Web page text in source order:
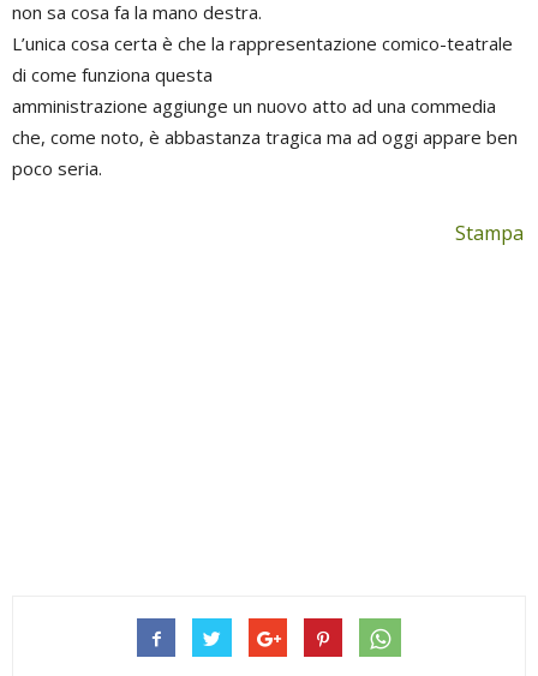
non sa cosa fa la mano destra.
L’unica cosa certa è che la rappresentazione comico-teatrale
di come funziona questa
amministrazione aggiunge un nuovo atto ad una commedia
che, come noto, è abbastanza tragica ma ad oggi appare ben
poco seria.
Stampa